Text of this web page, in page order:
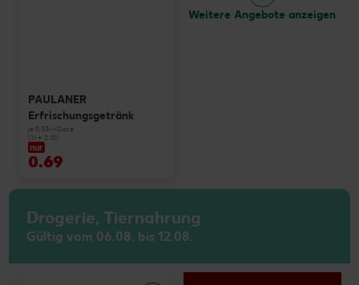
PAULANER
Erfrischungsgetränk
je 0,33-l-Dose
(1 l = 2.10)
nur
0.69
Weitere Angebote anzeigen
Drogerie, Tiernahrung
Gültig vom 06.08. bis 12.08.